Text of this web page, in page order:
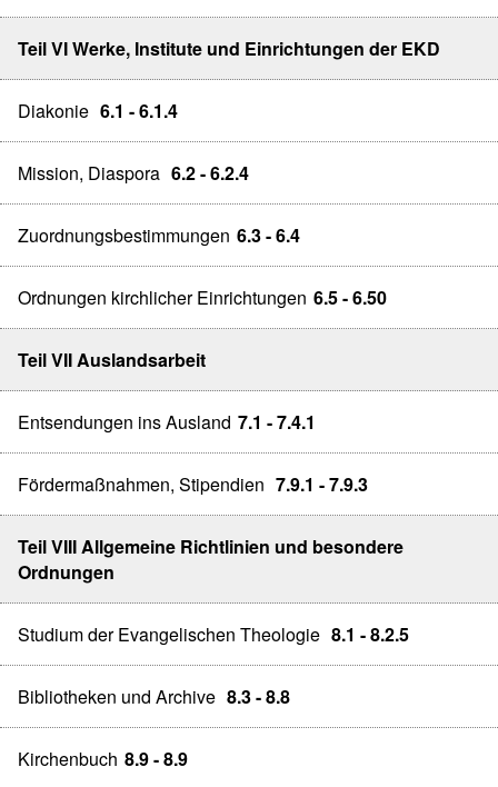
Teil VI Werke, Institute und Einrichtungen der EKD
Diakonie 6.1 - 6.1.4
Mission, Diaspora 6.2 - 6.2.4
Zuordnungsbestimmungen 6.3 - 6.4
Ordnungen kirchlicher Einrichtungen 6.5 - 6.50
Teil VII Auslandsarbeit
Entsendungen ins Ausland 7.1 - 7.4.1
Fördermaßnahmen, Stipendien 7.9.1 - 7.9.3
Teil VIII Allgemeine Richtlinien und besondere
Ordnungen
Studium der Evangelischen Theologie 8.1 - 8.2.5
Bibliotheken und Archive 8.3 - 8.8
Kirchenbuch 8.9 - 8.9